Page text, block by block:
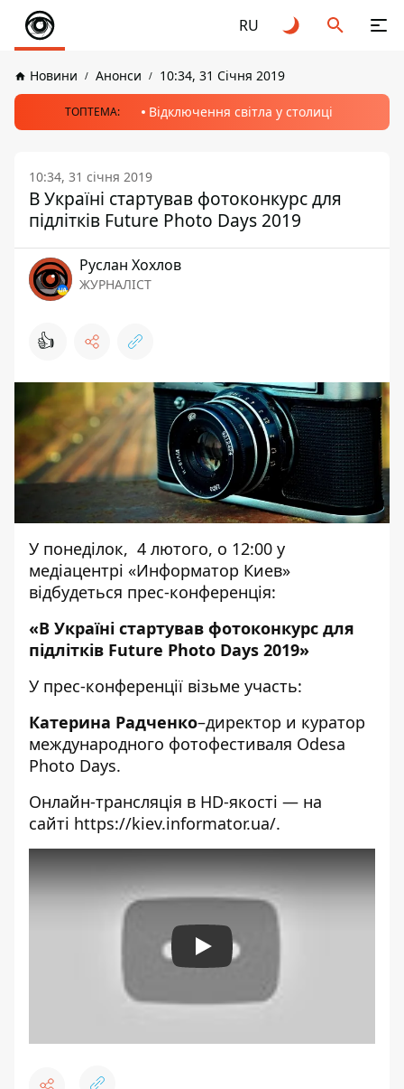
RU
Новини Анонси 10:34, 31 Січня 2019
ТОПТЕМА: Відключення світла у столиці
10:34, 31 січня 2019
В Україні стартував фотоконкурс для
підлітків Future Photo Days 2019
Руслан Хохлов
ЖУРНАЛІСТ
👍
У понеділок, 4 лютого, о 12:00 у
медіацентрі «Информатор Киев»
відбудеться прес-конференція:
«В Україні стартував фотоконкурс для
підлітків Future Photo Days 2019»
У прес-конференції візьме участь:
Катерина Радченко–директор и куратор
международного фотофестиваля Odesa
Photo Days.
Онлайн-трансляція в HD-якості — на
сайті https://kiev.informator.ua/.
Play